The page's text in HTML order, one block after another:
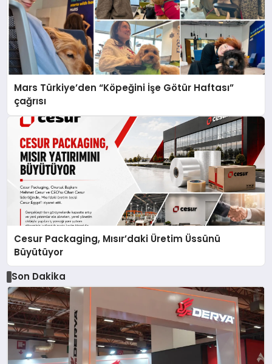
Mars Türkiye’den “Köpeğini İşe Götür Haftası”
çağrısı
Cesur Packaging, Mısır’daki Üretim Üssünü
Büyütüyor
Son Dakika